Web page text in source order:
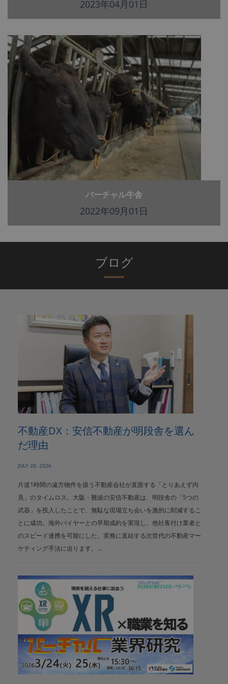
2023年04月01日
バーチャル牛舎
2022年09月01日
ブログ
不動産DX：安信不動産が明段舎を選ん
だ理由
JULY 20, 2026
片道1時間の遠方物件を扱う不動産会社が直面する「とりあえず内
見」のタイムロス。大阪・難波の安信不動産は、明段舎の「5つの
武器」を投入したことで、無駄な現場立ち会いを激的に削減するこ
とに成功。海外バイヤーとの早期成約を実現し、他社客付け業者と
のスピード連携を可能にした、実務に直結する次世代の不動産マー
ケティング手法に迫ります。...